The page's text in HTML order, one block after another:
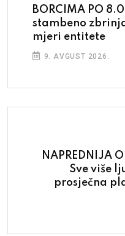
BORCIMA PO
stambeno
mjeri entitete
9. AVGUST 2026.
NAPREDNIJA
Sve više
prosječna